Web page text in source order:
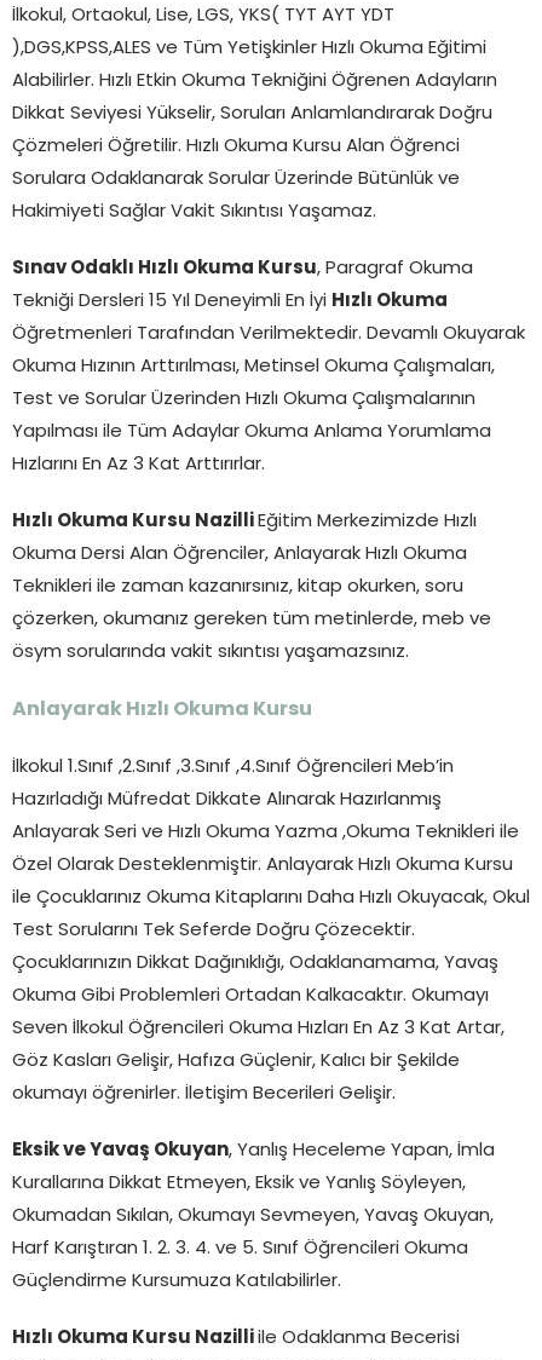
İlkokul, Ortaokul, Lise, LGS, YKS( TYT AYT YDT
),DGS,KPSS,ALES ve Tüm Yetişkinler Hızlı Okuma Eğitimi
Alabilirler. Hızlı Etkin Okuma Tekniğini Öğrenen Adayların
Dikkat Seviyesi Yükselir, Soruları Anlamlandırarak Doğru
Çözmeleri Öğretilir. Hızlı Okuma Kursu Alan Öğrenci
Sorulara Odaklanarak Sorular Üzerinde Bütünlük ve
Hakimiyeti Sağlar Vakit Sıkıntısı Yaşamaz.
Sınav Odaklı Hızlı Okuma Kursu , Paragraf Okuma
Tekniği Dersleri 15 Yıl Deneyimli En İyi Hızlı Okuma
Öğretmenleri Tarafından Verilmektedir. Devamlı Okuyarak
Okuma Hızının Arttırılması, Metinsel Okuma Çalışmaları,
Test ve Sorular Üzerinden Hızlı Okuma Çalışmalarının
Yapılması ile Tüm Adaylar Okuma Anlama Yorumlama
Hızlarını En Az 3 Kat Arttırırlar.
Hızlı Okuma Kursu Nazilli
Eğitim Merkezimizde Hızlı
Okuma Dersi Alan Öğrenciler, Anlayarak Hızlı Okuma
Teknikleri ile zaman kazanırsınız, kitap okurken, soru
çözerken, okumanız gereken tüm metinlerde, meb ve
ösym sorularında vakit sıkıntısı yaşamazsınız.
Anlayarak Hızlı Okuma Kursu
İlkokul 1.Sınıf ,2.Sınıf ,3.Sınıf ,4.Sınıf Öğrencileri Meb’in
Hazırladığı Müfredat Dikkate Alınarak Hazırlanmış
Anlayarak Seri ve Hızlı Okuma Yazma ,Okuma Teknikleri ile
Özel Olarak Desteklenmiştir. Anlayarak Hızlı Okuma Kursu
ile Çocuklarınız Okuma Kitaplarını Daha Hızlı Okuyacak, Okul
Test Sorularını Tek Seferde Doğru Çözecektir.
Çocuklarınızın Dikkat Dağınıklığı, Odaklanamama, Yavaş
Okuma Gibi Problemleri Ortadan Kalkacaktır. Okumayı
Seven İlkokul Öğrencileri Okuma Hızları En Az 3 Kat Artar,
Göz Kasları Gelişir, Hafıza Güçlenir, Kalıcı bir Şekilde
okumayı öğrenirler. İletişim Becerileri Gelişir.
Eksik ve Yavaş Okuyan, Yanlış Heceleme Yapan, İmla
Kurallarına Dikkat Etmeyen, Eksik ve Yanlış Söyleyen,
Okumadan Sıkılan, Okumayı Sevmeyen, Yavaş Okuyan,
Harf Karıştıran 1. 2. 3. 4. ve 5. Sınıf Öğrencileri Okuma
Güçlendirme Kursumuza Katılabilirler.
Hızlı Okuma Kursu Nazilli ile Odaklanma Becerisi